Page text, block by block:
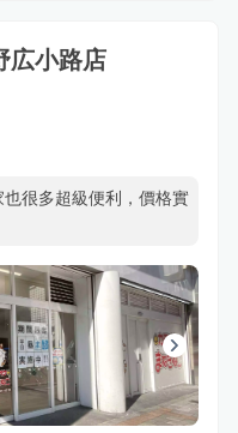
広小路店
很多超級便利，價格實